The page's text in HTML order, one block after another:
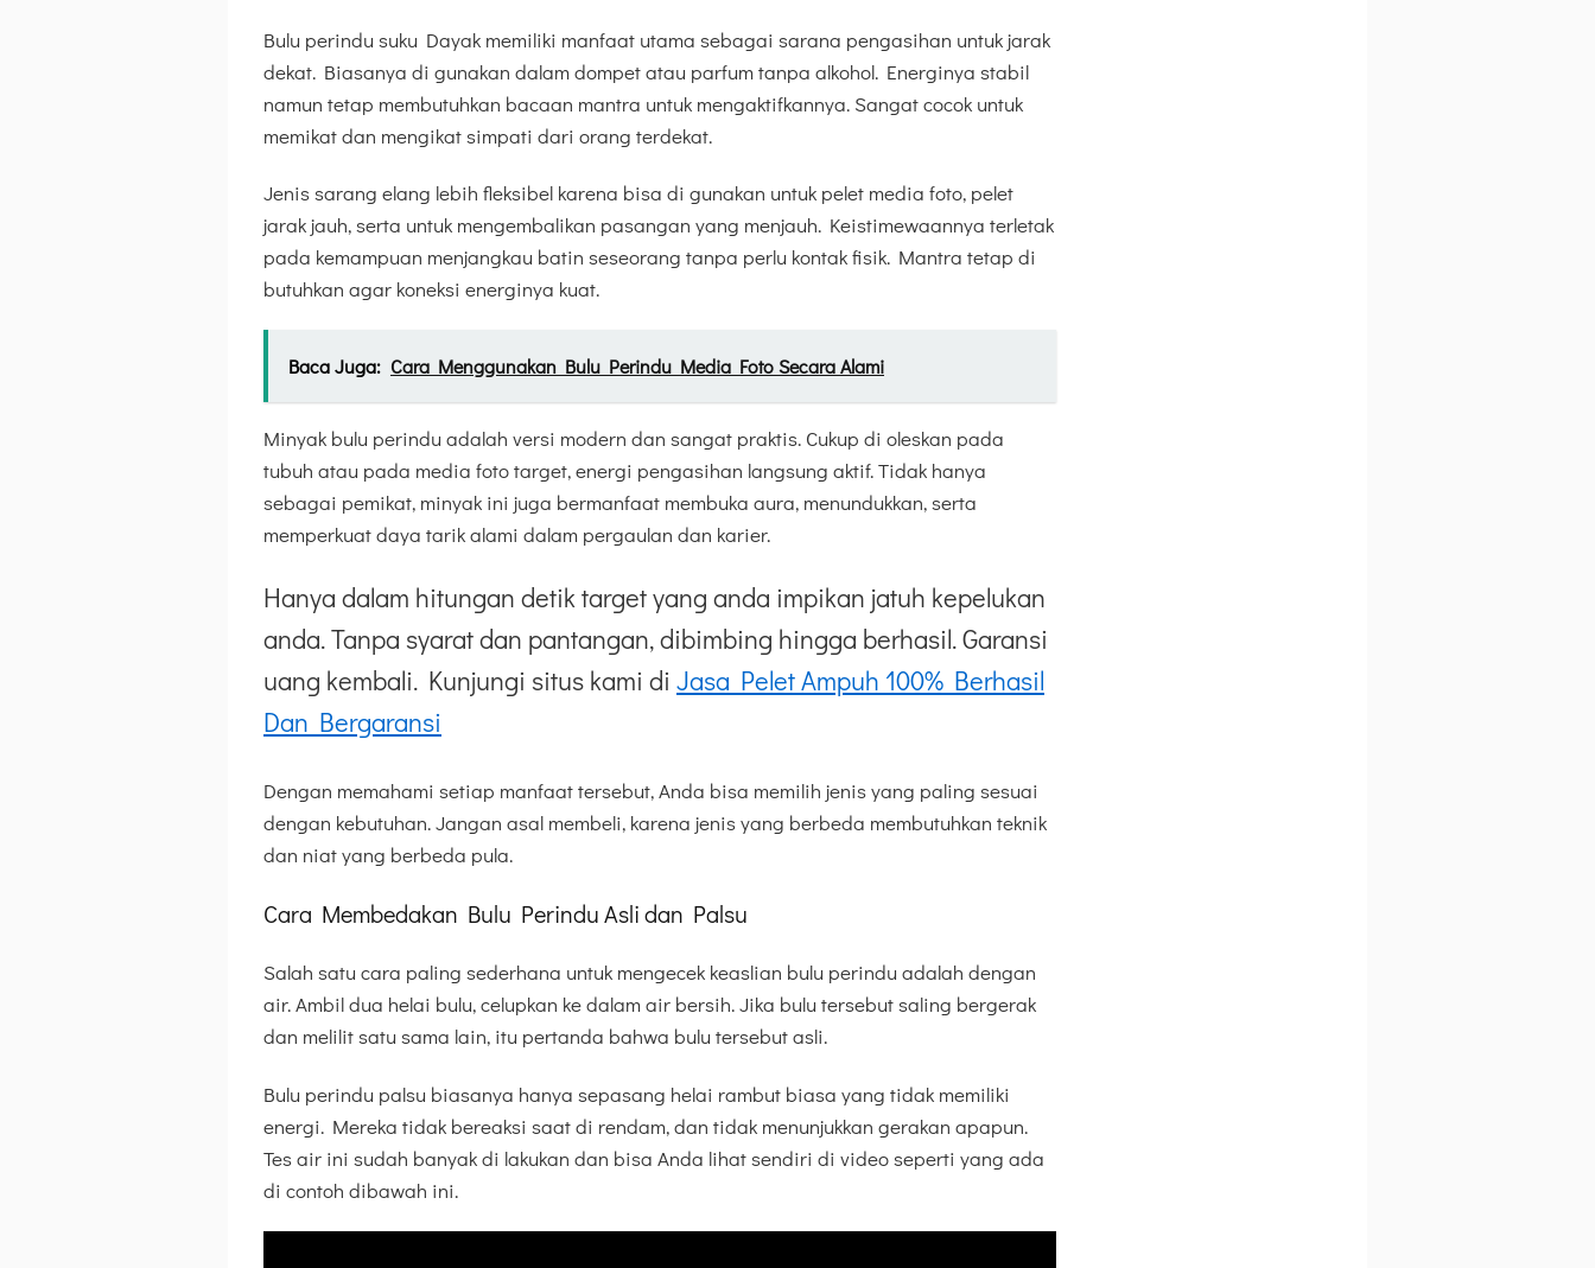
Bulu perindu suku Dayak memiliki manfaat utama sebagai sarana pengasihan untuk jarak
dekat. Biasanya di gunakan dalam dompet atau parfum tanpa alkohol. Energinya stabil
namun tetap membutuhkan bacaan mantra untuk mengaktifkannya. Sangat cocok untuk
memikat dan mengikat simpati dari orang terdekat.
Jenis sarang elang lebih fleksibel karena bisa di gunakan untuk pelet media foto, pelet
jarak jauh, serta untuk mengembalikan pasangan yang menjauh. Keistimewaannya terletak
pada kemampuan menjangkau batin seseorang tanpa perlu kontak fisik. Mantra tetap di
butuhkan agar koneksi energinya kuat.
Baca Juga: Cara Menggunakan Bulu Perindu Media Foto Secara Alami
Minyak bulu perindu adalah versi modern dan sangat praktis. Cukup di oleskan pada
tubuh atau pada media foto target, energi pengasihan langsung aktif. Tidak hanya
sebagai pemikat, minyak ini juga bermanfaat membuka aura, menundukkan, serta
memperkuat daya tarik alami dalam pergaulan dan karier.
Hanya dalam hitungan detik target yang anda impikan jatuh kepelukan
anda. Tanpa syarat dan pantangan, dibimbing hingga berhasil. Garansi
uang kembali. Kunjungi situs kami di Jasa Pelet Ampuh 100% Berhasil
Dan Bergaransi
Dengan memahami setiap manfaat tersebut, Anda bisa memilih jenis yang paling sesuai
dengan kebutuhan. Jangan asal membeli, karena jenis yang berbeda membutuhkan teknik
dan niat yang berbeda pula.
Cara Membedakan Bulu Perindu Asli dan Palsu
Salah satu cara paling sederhana untuk mengecek keaslian bulu perindu adalah dengan
air. Ambil dua helai bulu, celupkan ke dalam air bersih. Jika bulu tersebut saling bergerak
dan melilit satu sama lain, itu pertanda bahwa bulu tersebut asli.
Bulu perindu palsu biasanya hanya sepasang helai rambut biasa yang tidak memiliki
energi. Mereka tidak bereaksi saat di rendam, dan tidak menunjukkan gerakan apapun.
Tes air ini sudah banyak di lakukan dan bisa Anda lihat sendiri di video seperti yang ada
di contoh dibawah ini.